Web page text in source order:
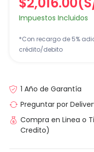
Impuestos Incluidos
*Con recargo de 5%
crédito/debito
1 Año de Garantía
Preguntar por
Compra en Linea o
Credito)